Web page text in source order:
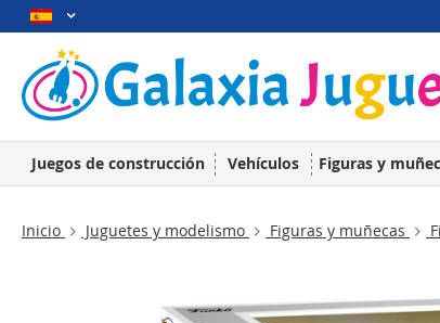
Juegos de construcción Vehículos Figuras y
Inicio Juguetes y modelismo Figuras y muñecas